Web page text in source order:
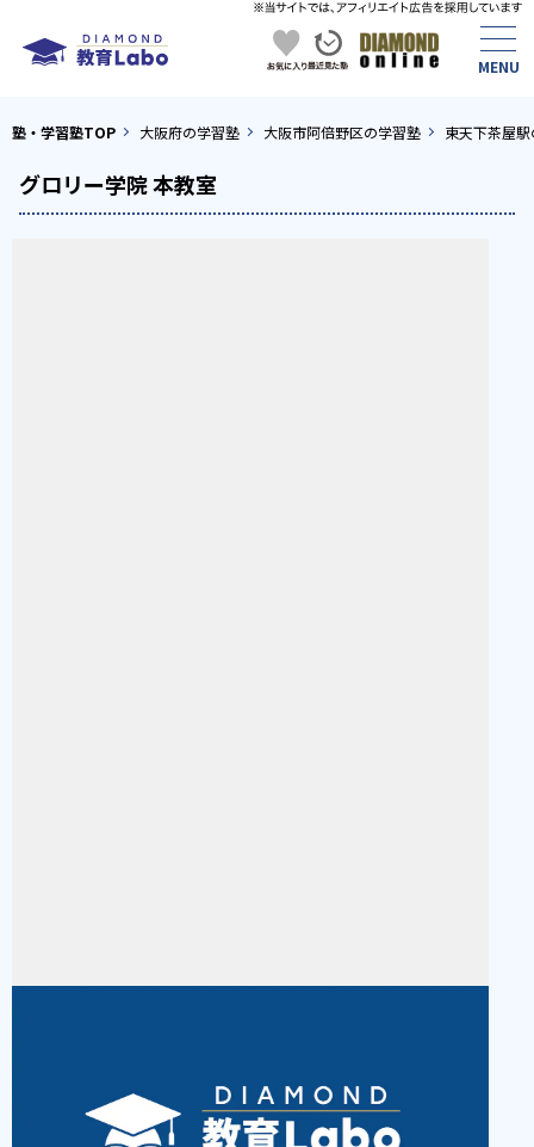
塾・学習塾TOP 大阪府の学習塾 大阪市阿倍野区の学習塾 東天下茶屋
グロリー学院 本教室